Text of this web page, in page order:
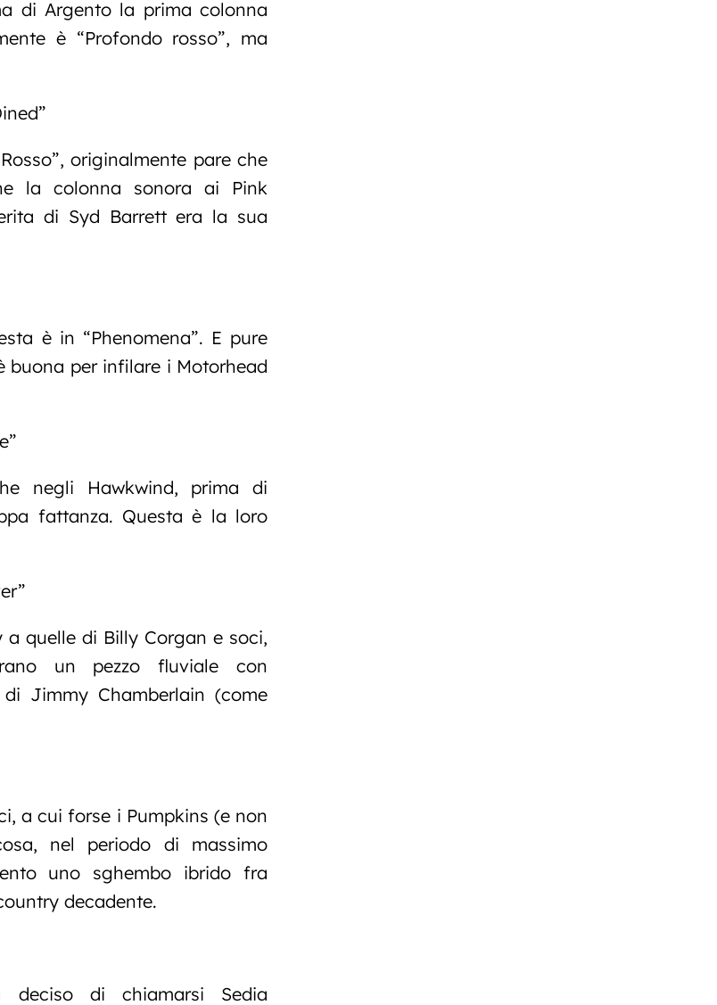
di Argento la prima colonna
è “Profondo rosso”, ma
originalmente pare che
la colonna sonora ai Pink
di Syd Barrett era la sua
è in “Phenomena”. E pure
buona per infilare i Motorhead
negli Hawkwind, prima di
fattanza. Questa è la loro
quelle di Billy Corgan e soci,
un pezzo fluviale con
Jimmy Chamberlain (come
a cui forse i Pumpkins (e non
nel periodo di massimo
uno sghembo ibrido fra
decadente.
deciso di chiamarsi Sedia